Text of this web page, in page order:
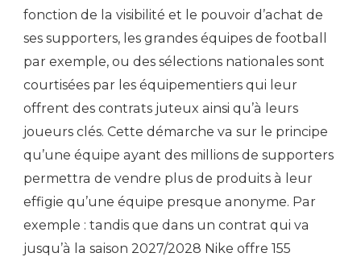
fonction de la visibilité et le pouvoir d’achat de
ses supporters, les grandes équipes de football
par exemple, ou des sélections nationales sont
courtisées par les équipementiers qui leur
offrent des contrats juteux ainsi qu’à leurs
joueurs clés. Cette démarche va sur le principe
qu’une équipe ayant des millions de supporters
permettra de vendre plus de produits à leur
effigie qu’une équipe presque anonyme. Par
exemple : tandis que dans un contrat qui va
jusqu’à la saison 2027/2028 Nike offre 155